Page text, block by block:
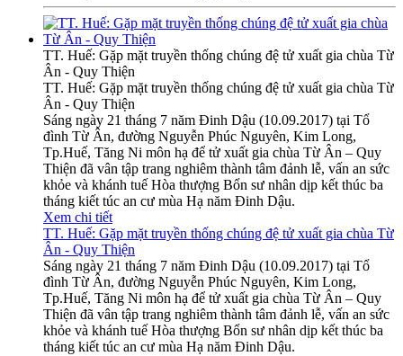
TT. Huế: Gặp mặt truyền thống chúng đệ tử xuất gia chùa Từ
Ân - Quy Thiện
TT. Huế: Gặp mặt truyền thống chúng đệ tử xuất gia chùa Từ
Ân - Quy Thiện
Sáng ngày 21 tháng 7 năm Đinh Dậu (10.09.2017) tại Tổ
đình Từ Ân, đường Nguyễn Phúc Nguyên, Kim Long,
Tp.Huế, Tăng Ni môn hạ để tử xuất gia chùa Từ Ân – Quy
Thiện đã vân tập trang nghiêm thành tâm đảnh lễ, vấn an sức
khỏe và khánh tuế Hòa thượng Bổn sư nhân dịp kết thúc ba
tháng kiết túc an cư mùa Hạ năm Đinh Dậu.
Xem chi tiết
TT. Huế: Gặp mặt truyền thống chúng đệ tử xuất gia chùa Từ
Ân - Quy Thiện
Sáng ngày 21 tháng 7 năm Đinh Dậu (10.09.2017) tại Tổ
đình Từ Ân, đường Nguyễn Phúc Nguyên, Kim Long,
Tp.Huế, Tăng Ni môn hạ để tử xuất gia chùa Từ Ân – Quy
Thiện đã vân tập trang nghiêm thành tâm đảnh lễ, vấn an sức
khỏe và khánh tuế Hòa thượng Bổn sư nhân dịp kết thúc ba
tháng kiết túc an cư mùa Hạ năm Đinh Dậu.